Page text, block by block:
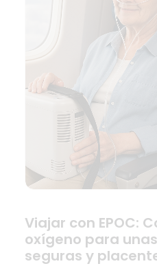
Viajar con EPOC:
oxígeno para
seguras y